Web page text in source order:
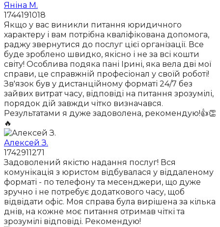
Яніна М.
1744191018
Якщо у вас виникли питання юридичного
характеру і вам потрібна кваліфікована допомога,
раджу звернутися до послуг цієї організації. Все
буде зроблено швидко, якісно і не за всі кошти
світу! Особлива подяка пані Ірині, яка вела дві мої
справи, це справжній професіонал у своїй роботі!
Зв'язок був у дистанційному форматі 24/7 без
зайвих витрат часу, відповіді на питання зрозумілі,
порядок дій завжди чітко визначався.
Результатами я дуже задоволена, рекомендую!👍👏
🔥
Алексей З.
1742911271
Задоволений якістю надання послуг! Вся
комунікація з юристом відбувалася у віддаленому
форматі - по телефону та месенджери, що дуже
зручно і не потребує додаткового часу, щоб
відвідати офіс. Моя справа була вирішена за кілька
днів, на кожне моє питання отримав чіткі та
зрозумілі відповіді. Рекомендую!